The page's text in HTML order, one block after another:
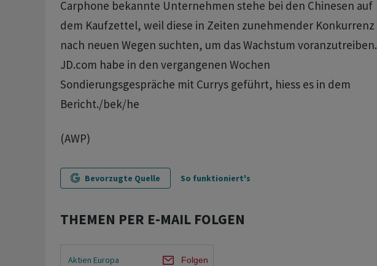
Carphone bekannte Unternehmen stehe bei den Chinesen auf
dem Kaufzettel, weil diese in Zeiten zunehmender Konkurrenz
nach neuen Wegen suchten, um das Wachstum voranzutreiben.
JD.com habe in den vergangenen Wochen
Sondierungsgespräche mit Currys geführt, hiess es in dem
Bericht./bek/he
(AWP)
Bevorzugte Quelle So funktioniert's
THEMEN PER E-MAIL FOLGEN
Aktien Europa Folgen